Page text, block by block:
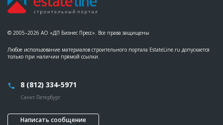
© 2005–2026 АО «ДП Бизнес Пресс». Все права защищены
Любое использование материалов строительного портала EstateLine.ru допускается
только при наличии прямой ссылки.
8 (812) 334-5971
Санкт-Петербург
Написать сообщение